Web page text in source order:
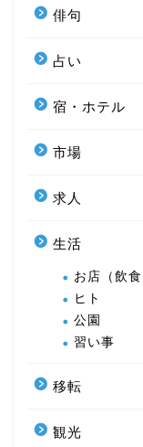
俳句
占い
宿・ホテル
市場
求人
生活
お店（飲食
ヒト
公園
習い事
移転
観光